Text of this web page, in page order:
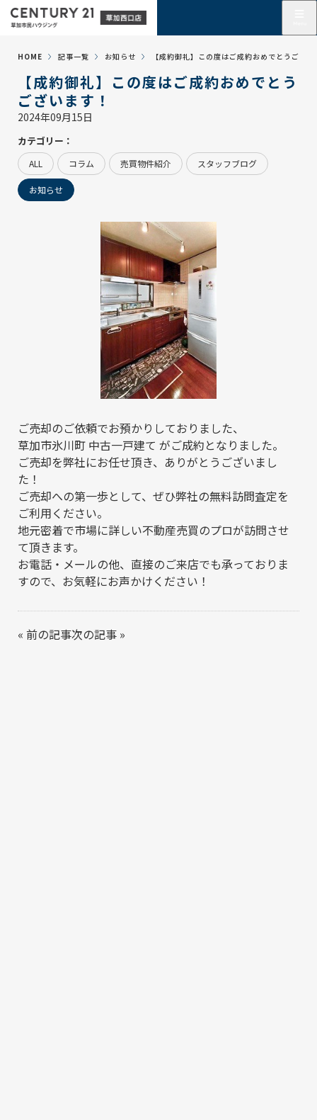
HOME 記事一覧 お知らせ 【成約御礼】この度はご成約おめでとうござ
【成約御礼】この度はご成約おめでとう
ございます！
2024年09月15日
カテゴリー：
ALL コラム 売買物件紹介 スタッフブログ
お知らせ
ご売却のご依頼でお預かりしておりました、
草加市氷川町 中古一戸建て がご成約となりました。
ご売却を弊社にお任せ頂き、ありがとうございまし
た！
ご売却への第一歩として、ぜひ弊社の無料訪問査定を
ご利用ください。
地元密着で市場に詳しい不動産売買のプロが訪問させ
て頂きます。
お電話・メールの他、直接のご来店でも承っておりま
すので、お気軽にお声かけください！
« 前の記事次の記事 »